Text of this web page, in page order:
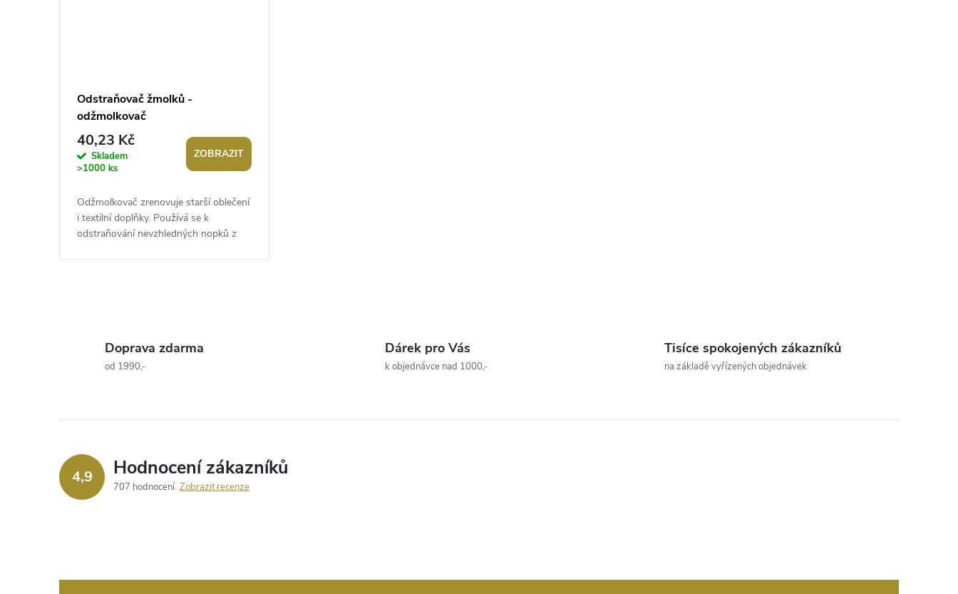
Odstraňovač žmolků -
odžmolkovač
40,23 Kč
Skladem
>1000 ks
ZOBRAZIT
Odžmolkovač zrenovuje starší oblečení
i textilní doplňky. Používá se k
odstraňování nevzhledných nopků z
d
a
c
Doprava zdarma
od 1990,-
Dárek pro Vás
k objednávce nad 1000,-
Tisíce spokojených zákazníků
na základě vyřízených objednávek
4,9 Hodnocení zákazníků
707 hodnocení Zobrazit recenze